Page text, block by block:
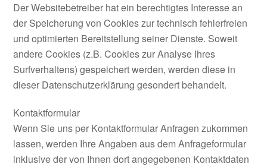
Der Websitebetreiber hat ein berechtigtes Interesse an
der Speicherung von Cookies zur technisch fehlerfreien
und optimierten Bereitstellung seiner Dienste. Soweit
andere Cookies (z.B. Cookies zur Analyse Ihres
Surfverhaltens) gespeichert werden, werden diese in
dieser Datenschutzerklärung gesondert behandelt.
Kontaktformular
Wenn Sie uns per Kontaktformular Anfragen zukommen
lassen, werden Ihre Angaben aus dem Anfrageformular
inklusive der von Ihnen dort angegebenen Kontaktdaten